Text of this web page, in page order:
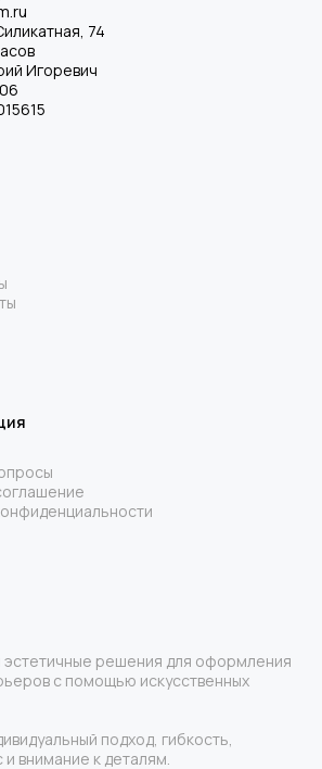
74
Игоревич
эстетичные решения для оформления
с помощью искусственных
подход, гибкость,
внимание к деталям.